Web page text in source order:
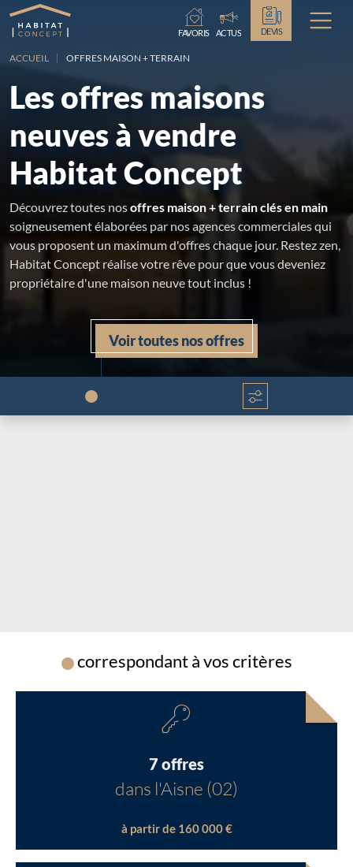
Chargement...
FAVORIS
ACTUS DEVIS
ACCUEIL OFFRES MAISON + TERRAIN
Les offres maisons
neuves à vendre
Habitat Concept
Découvrez toutes nosoffres maison + terrain clés en main
soigneusement élaborées par nos agences commerciales qui
vous proposent un maximum d'offres chaque jour. Restez zen,
Habitat Concept réalise votre rêve pour que vous deveniez
propriétaire d'une maison neuve tout inclus !
Voir toutes nos offres
Chargement...
Chargement...
correspondant à vos critères
7 offres
dans l'Aisne (02)
à partir de 160 000 €